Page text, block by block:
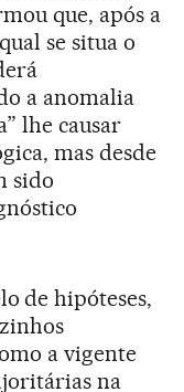
que, após a
se situa o
a anomalia
lhe causar
mas desde
sido
de hipóteses,
a vigente
na